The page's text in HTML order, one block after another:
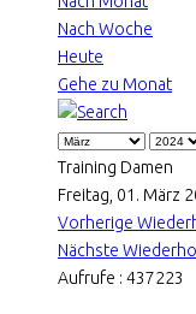
Nach Woche
Heute
Gehe zu Monat
Training Damen
Freitag, 01. März
Vorherige
Nächste
Aufrufe : 437223